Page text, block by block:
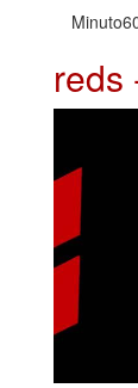
reds